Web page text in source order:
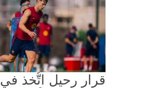
قرار رحيل اتُّخذ في